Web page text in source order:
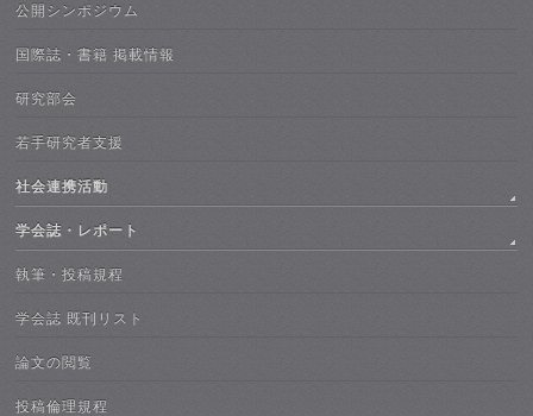
公開シンポジウム
国際誌・書籍 掲載情報
研究部会
若手研究者支援
社会連携活動
学会誌・レポート
執筆・投稿規程
学会誌 既刊リスト
論文の閲覧
投稿倫理規程